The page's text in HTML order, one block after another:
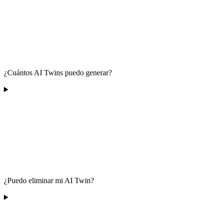
¿Cuántos AI Twins puedo generar?
¿Puedo eliminar mi AI Twin?